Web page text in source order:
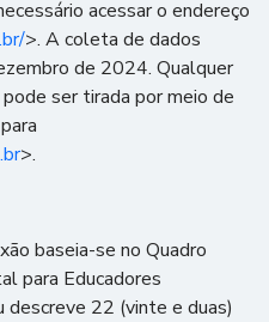
acessar o endereço
>. A coleta de dados
de 2024. Qualquer
ser tirada por meio de
>.
baseia-se no Quadro
para Educadores
descreve 22 (vinte e duas)